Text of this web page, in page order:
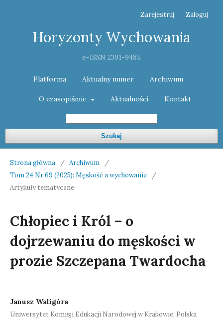
Horyzonty Wychowania
e-ISSN 2391-9485
Platforma Aktualny numer Archiwum
O czasopiśmie Aktualności Kontakt
Szukaj
Zarejestruj Zaloguj
Strona główna / Archiwum
/
Tom 24 Nr 69 (2025): Męskość a wychowanie
/
Artykuły tematyczne
Chłopiec i Król – o
dojrzewaniu do męskości w
prozie Szczepana Twardocha
Janusz Waligóra
Uniwersytet Komisji Edukacji Narodowej w Krakowie, Polska